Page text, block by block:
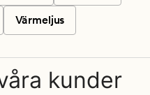
Värmeljus
kunder